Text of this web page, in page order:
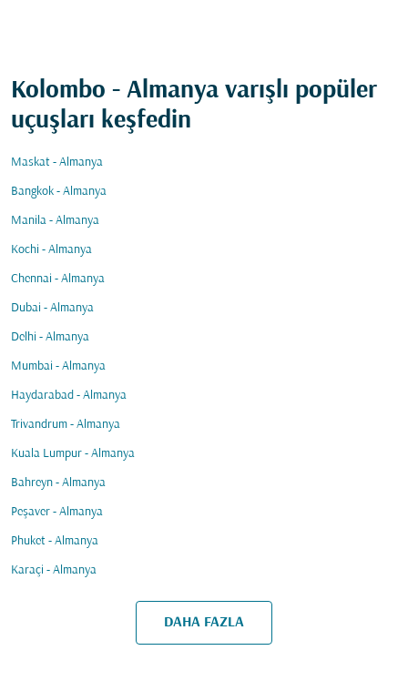
Kolombo - Almanya varışlı popüler
uçuşları keşfedin
Maskat - Almanya
Bangkok - Almanya
Manila - Almanya
Kochi - Almanya
Chennai - Almanya
Dubai - Almanya
Delhi - Almanya
Mumbai - Almanya
Haydarabad - Almanya
Trivandrum - Almanya
Kuala Lumpur - Almanya
Bahreyn - Almanya
Peşaver - Almanya
Phuket - Almanya
Karaçi - Almanya
DAHA FAZLA